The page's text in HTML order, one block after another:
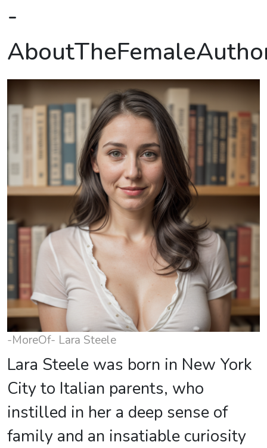
-
-MoreOf- Lara Steele
Lara Steele was born in New York
City to Italian parents, who
instilled in her a deep sense of
family and an insatiable curiosity